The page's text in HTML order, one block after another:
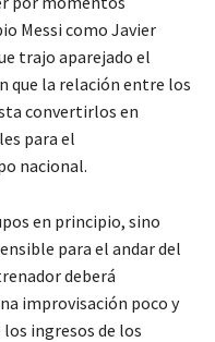
Messi como Javier
trajo aparejado el
que la relación entre los
convertirlos en
para el
nacional.
en principio, sino
para el andar del
deberá
improvisación poco y
los ingresos de los